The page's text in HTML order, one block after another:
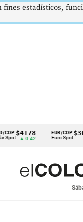
EUR/COP
Euro Spot
$3639
—
estadísticos,